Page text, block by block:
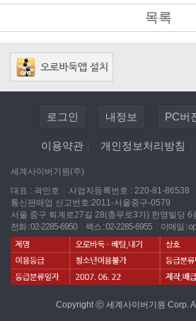
목록
로그인 내정보 PC버
이용약관 개인정보처리방침
세계사이버기원(주)
대표 : 곽민호
사업자등록번호 : 220-81-86538
통신판매업 신고번호:2011-서울중구-0579
서울 중구 퇴계로27길 28(충무로3가) 한영빌딩 6
전화 : 02-2285-6950
팩스 : 02-2285-6955 이메일 :
Copyright ⓒ 세계사이버기원 Corp.